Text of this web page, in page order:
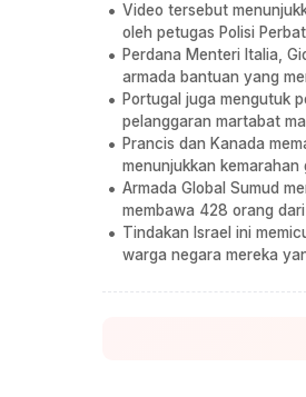
Video tersebut
oleh petugas Polisi
Perdana Menteri Italia,
armada bantuan yang
Portugal juga mengutuk
pelanggaran martabat
Prancis dan Kanada
menunjukkan
Armada Global Sumud
membawa 428 orang
Tindakan Israel ini
warga negara mereka